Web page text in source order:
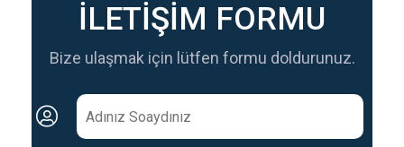
İLETİŞİM FORMU
Bize ulaşmak için lütfen formu doldurunuz.